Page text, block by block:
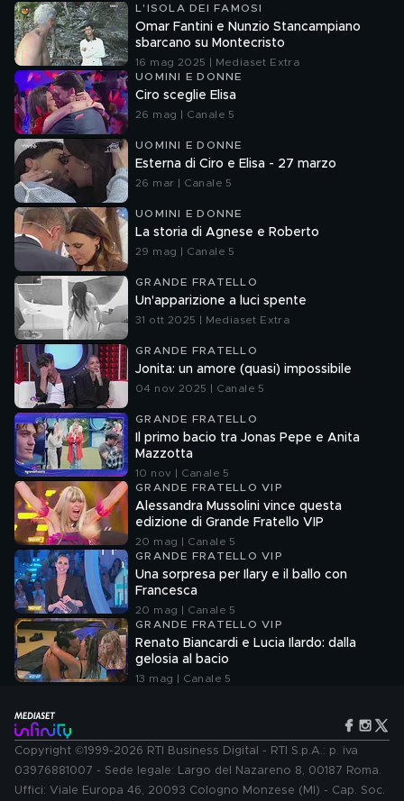
L'ISOLA DEI FAMOSI
Omar Fantini e Nunzio Stancampiano
sbarcano su Montecristo
16 mag 2025 | Mediaset Extra
UOMINI E DONNE
Ciro sceglie Elisa
26 mag | Canale 5
UOMINI E DONNE
Esterna di Ciro e Elisa - 27 marzo
26 mar | Canale 5
UOMINI E DONNE
La storia di Agnese e Roberto
29 mag | Canale 5
GRANDE FRATELLO
Un'apparizione a luci spente
31 ott 2025 | Mediaset Extra
GRANDE FRATELLO
Jonita: un amore (quasi) impossibile
04 nov 2025 | Canale 5
GRANDE FRATELLO
Il primo bacio tra Jonas Pepe e Anita
Mazzotta
10 nov | Canale 5
GRANDE FRATELLO VIP
Alessandra Mussolini vince questa
edizione di Grande Fratello VIP
20 mag | Canale 5
GRANDE FRATELLO VIP
Una sorpresa per Ilary e il ballo con
Francesca
20 mag | Canale 5
GRANDE FRATELLO VIP
Renato Biancardi e Lucia Ilardo: dalla
gelosia al bacio
13 mag | Canale 5
Copyright ©1999-2026 RTI Business Digital - RTI S.p.A.: p. iva
03976881007 - Sede legale: Largo del Nazareno 8, 00187 Roma.
Uffici: Viale Europa 46, 20093 Cologno Monzese (MI) - Cap. Soc.